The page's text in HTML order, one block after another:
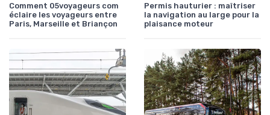
Comment 05voyageurs com
éclaire les voyageurs entre
Paris, Marseille et Briançon
Permis hauturier : maîtriser
la navigation au large pour la
plaisance moteur